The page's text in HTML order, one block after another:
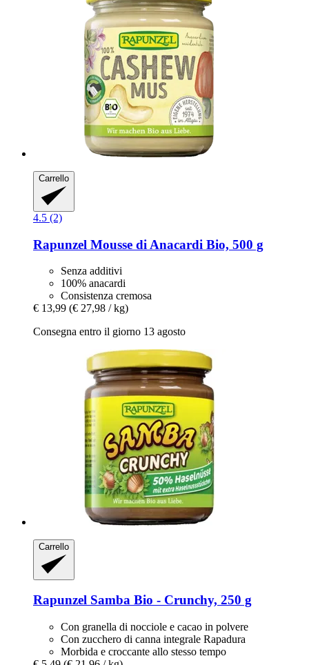
Carrello
4.5 (2)
Rapunzel Mousse di Anacardi Bio, 500 g
Senza additivi
100% anacardi
Consistenza cremosa
€ 13,99 (€ 27,98 / kg)
Consegna entro il giorno 13 agosto
Carrello
Rapunzel Samba Bio -​ Crunchy, 250 g
Con granella di nocciole e cacao in polvere
Con zucchero di canna integrale Rapadura
Morbida e croccante allo stesso tempo